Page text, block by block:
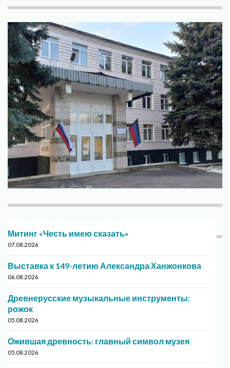
Митинг «Честь имею сказать»
07.08.2026
Выставка к 149-летию Александра Ханжонкова
06.08.2026
Древнерусские музыкальные инструменты:
рожок
05.08.2026
Ожившая древность: главный символ музея
05.08.2026